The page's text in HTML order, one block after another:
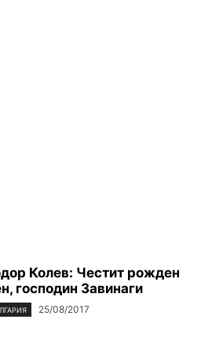
Колев: Честит рожден
господин Завинаги
25/08/2017